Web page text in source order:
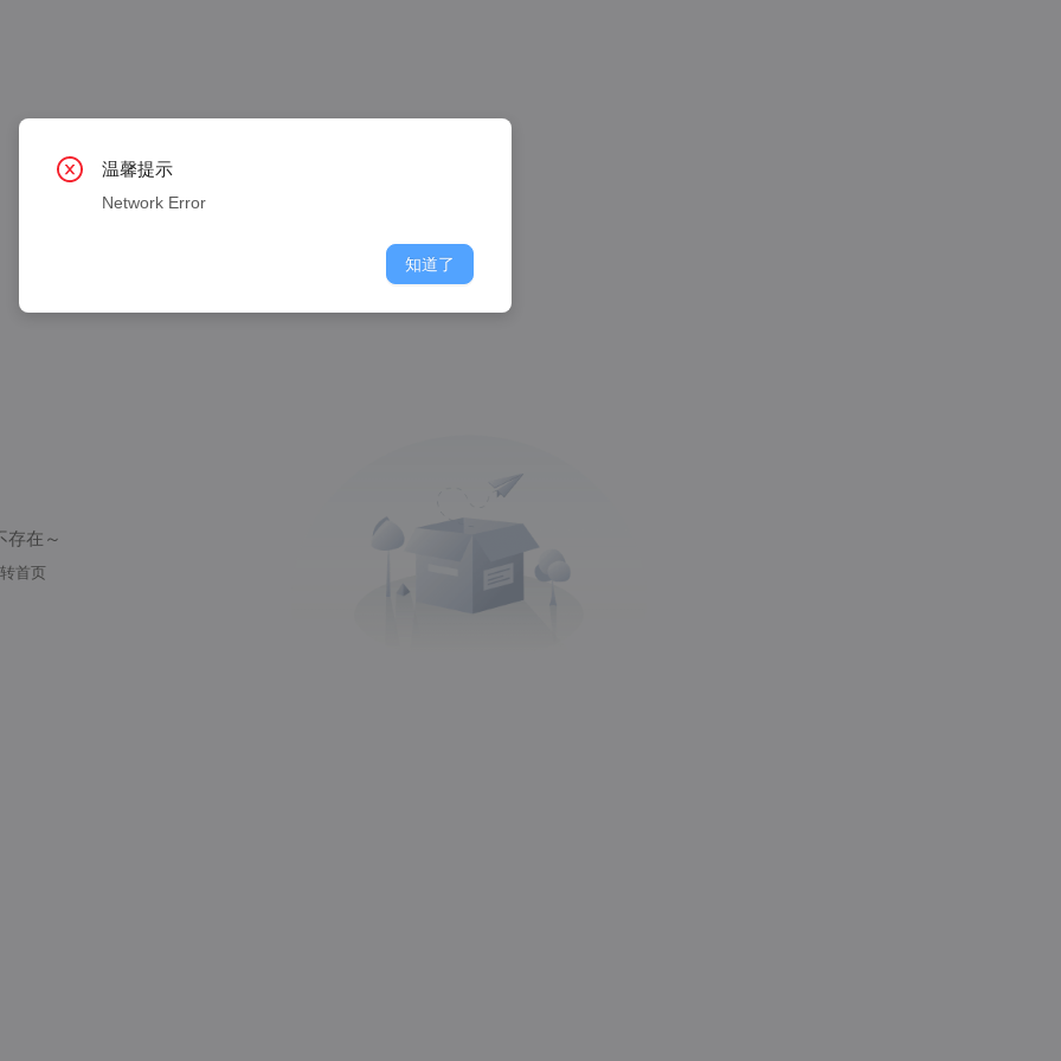
存在～
首页
温馨提示
Network Error
知道了